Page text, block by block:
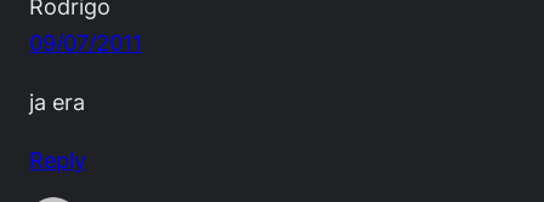
Rodrigo
09/07/2011
ja era
Reply